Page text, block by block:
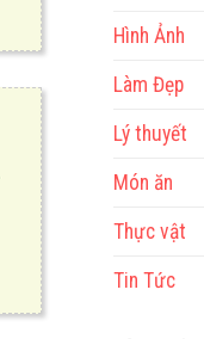
Hình Ảnh
Làm Đẹp
Lý thuyết
Món ăn
Thực vật
Tin Tức